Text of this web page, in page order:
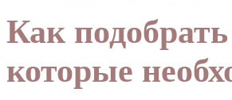
Как
которые